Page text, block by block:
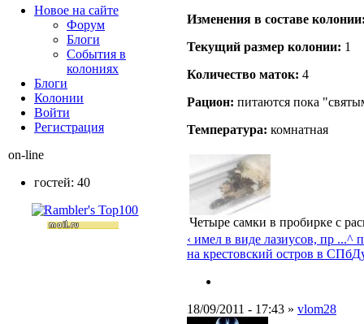
Изменения в составе
Текущий размер кoлонии: 1
Количество маток: 4
Рацион: питаются пока
Температура: комнатная
Четыре самки в пробирке с
‹ имел в виде лазиусов, пр ...^
на крестовский остров в СПб
18/09/2011 - 17:43 » vlom28
Новое на сайте
Форум
Блоги
События в
колониях
Блоги
Колонии
Войти
Peгиcтpaция
on-line
гостей: 40